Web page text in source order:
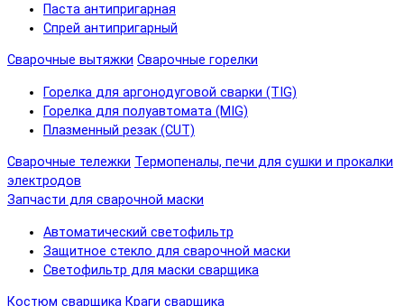
Паста антипригарная
Спрей антипригарный
Сварочные вытяжки Сварочные горелки
Горелка для аргонодуговой сварки (TIG)
Горелка для полуавтомата (MIG)
Плазменный резак (CUT)
Сварочные тележки Термопеналы, печи для сушки и прокалки
электродов
Запчасти для сварочной маски
Автоматический светофильтр
Защитное стекло для сварочной маски
Светофильтр для маски сварщика
Костюм сварщика Краги сварщика